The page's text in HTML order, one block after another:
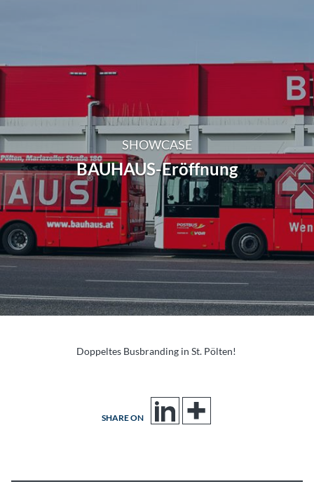
SHOWCASE
BAUHAUS-Eröffnung
Doppeltes Busbranding in St. Pölten!
SHARE ON